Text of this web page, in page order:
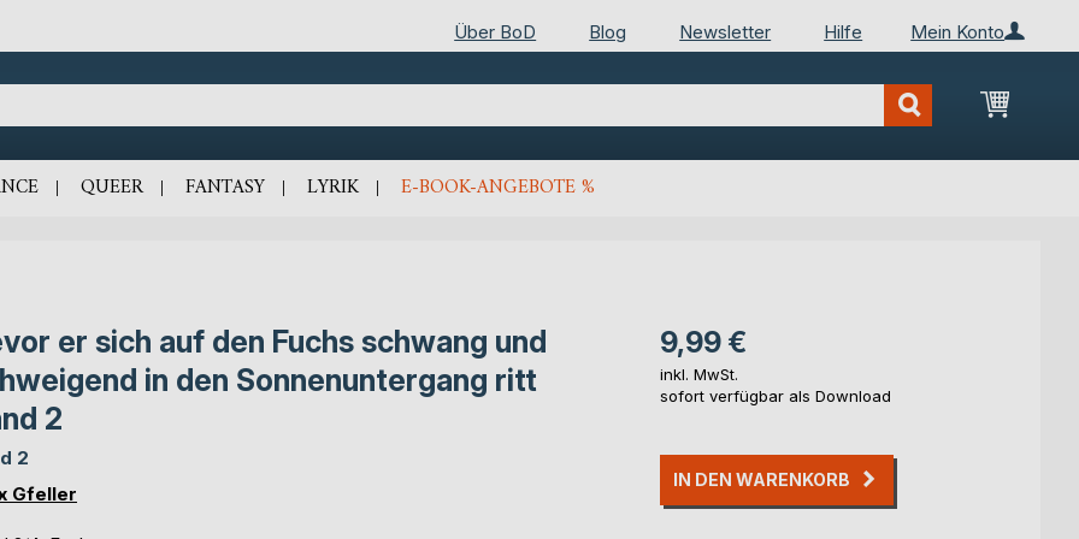
Mein Konto
Über BoD Blog Newsletter Hilfe
Mein
QUEER FANTASY LYRIK E-BOOK-ANGEBOTE %
er sich auf den Fuchs schwang und
in den Sonnenuntergang ritt
2
2
Gfeller
9,99 €
inkl. MwSt.
sofort verfügbar als Download
IN DEN WARENKORB